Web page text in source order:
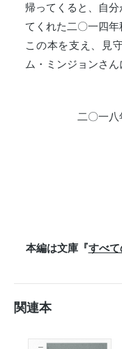
帰ってくると、自
てくれた二〇一四年
この本を支え、見
ム・ミンジョンさん
二〇一八
本編は文庫『すべ
関連本